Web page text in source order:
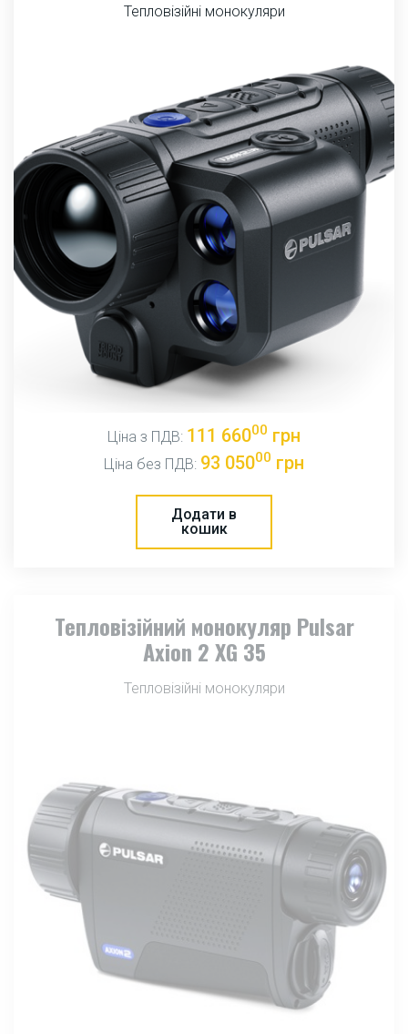
Тепловізійні монокуляри
Ціна з ПДВ: 111 66000 грн
Ціна без ПДВ: 93 05000 грн
Додати в
кошик
Тепловізійний монокуляр Pulsar
Axion 2 XG 35
Тепловізійні монокуляри